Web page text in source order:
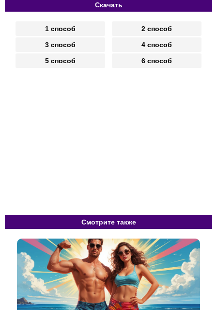
Скачать
1 способ 2 способ
3 способ 4 способ
5 способ 6 способ
Смотрите также